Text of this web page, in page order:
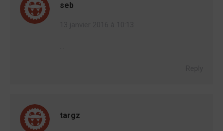
seb
…
targz